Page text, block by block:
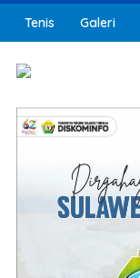
Tenis Galeri